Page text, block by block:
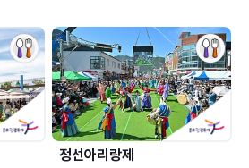
정선아리랑제